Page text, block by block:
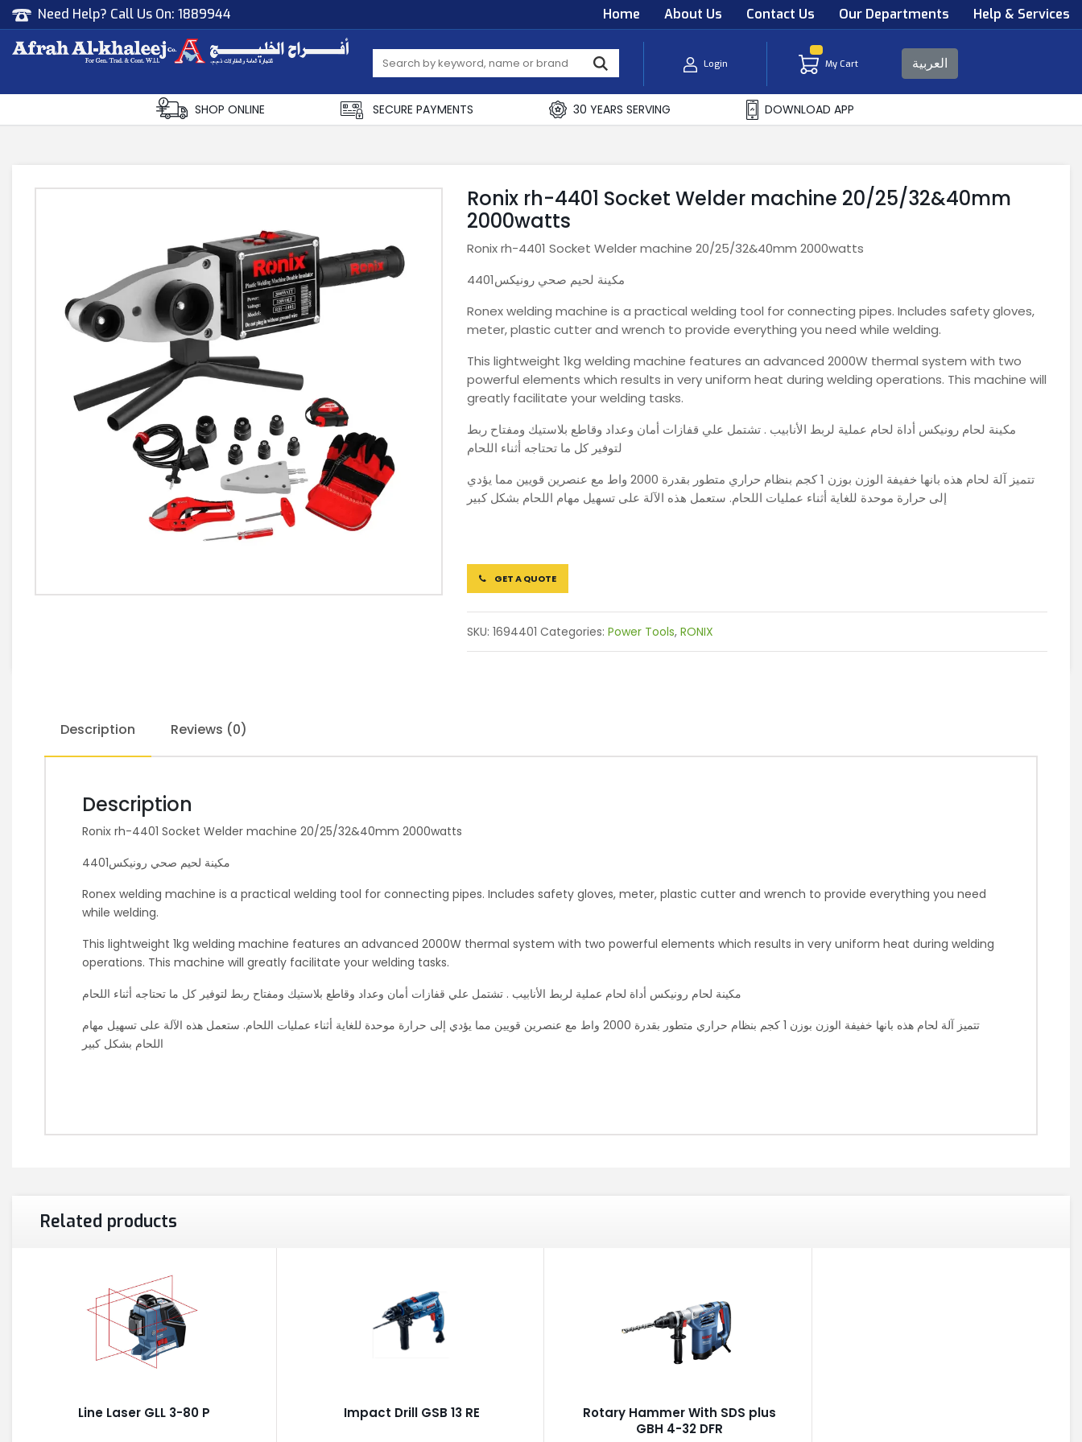
Need Help? Call Us On: 1889944 Home About Us Contact Us Our Departments Help & Services
Login My Cart العربية
SHOP ONLINE SECURE PAYMENTS 30 YEARS SERVING DOWNLOAD APP
Ronix rh-4401 Socket Welder machine 20/25/32&40mm
2000watts
Ronix rh-4401 Socket Welder machine 20/25/32&40mm 2000watts
4401مكينة لحيم صحي رونيكس
Ronex welding machine is a practical welding tool for connecting pipes. Includes safety gloves,
meter, plastic cutter and wrench to provide everything you need while welding.
This lightweight 1kg welding machine features an advanced 2000W thermal system with two
powerful elements which results in very uniform heat during welding operations. This machine will
greatly facilitate your welding tasks.
مكينة لحام رونيكس أداة لحام عملية لربط الأنابيب . تشتمل علي قفازات أمان وعداد وقاطع بلاستيك ومفتاح ربط
لتوفير كل ما تحتاجه أثناء اللحام
تتميز آلة لحام هذه بانها خفيفة الوزن بوزن 1 كجم بنظام حراري متطور بقدرة 2000 واط مع عنصرين قويين مما يؤدي
إلى حرارة موحدة للغاية أثناء عمليات اللحام. ستعمل هذه الآلة على تسهيل مهام اللحام بشكل كبير
GET A QUOTE
SKU: 1694401 Categories: Power Tools, RONIX
Description Reviews (0)
Description
Ronix rh-4401 Socket Welder machine 20/25/32&40mm 2000watts
4401مكينة لحيم صحي رونيكس
Ronex welding machine is a practical welding tool for connecting pipes. Includes safety gloves, meter, plastic cutter and wrench to provide everything you need
while welding.
This lightweight 1kg welding machine features an advanced 2000W thermal system with two powerful elements which results in very uniform heat during welding
operations. This machine will greatly facilitate your welding tasks.
مكينة لحام رونيكس أداة لحام عملية لربط الأنابيب . تشتمل علي قفازات أمان وعداد وقاطع بلاستيك ومفتاح ربط لتوفير كل ما تحتاجه أثناء اللحام
تتميز آلة لحام هذه بانها خفيفة الوزن بوزن 1 كجم بنظام حراري متطور بقدرة 2000 واط مع عنصرين قويين مما يؤدي إلى حرارة موحدة للغاية أثناء عمليات اللحام. ستعمل هذه الآلة على تسهيل مهام
اللحام بشكل كبير
Related products
Line Laser GLL 3-80 P Impact Drill GSB 13 RE
Rotary Hammer With SDS plus
GBH 4-32 DFR